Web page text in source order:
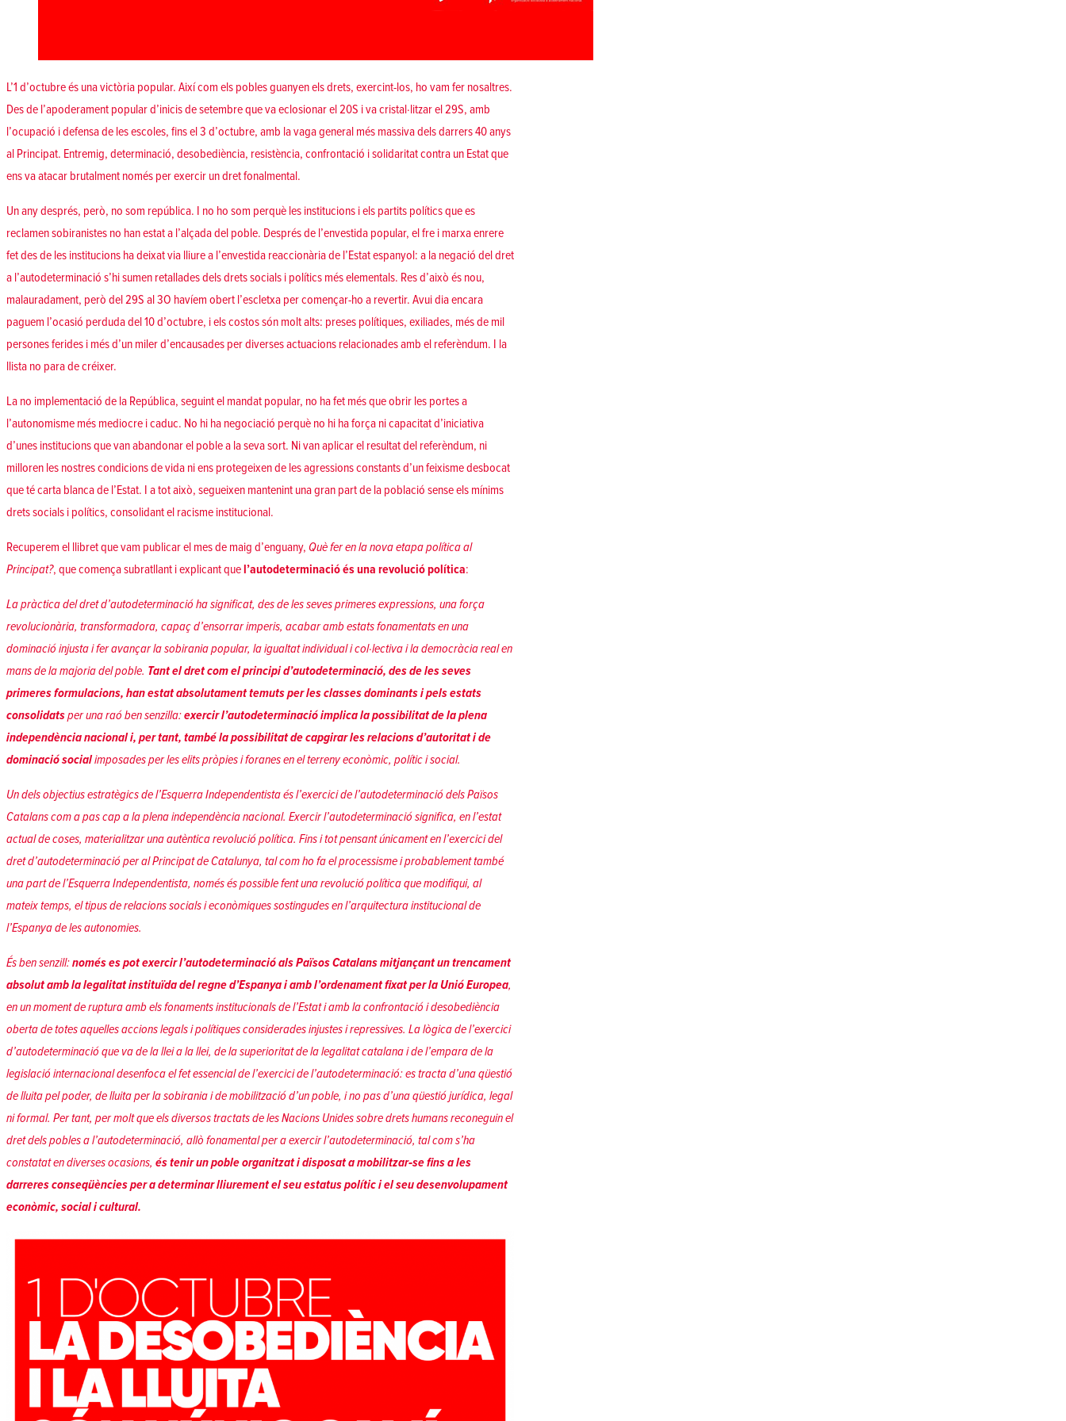
L’1 d’octubre és una victòria popular. Així com els pobles guanyen els drets, exercint-los, ho vam fer nosaltres.
Des de l’apoderament popular d’inicis de setembre que va eclosionar el 20S i va cristal·litzar el 29S, amb
l’ocupació i defensa de les escoles, fins el 3 d’octubre, amb la vaga general més massiva dels darrers 40 anys
al Principat. Entremig, determinació, desobediència, resistència, confrontació i solidaritat contra un Estat que
ens va atacar brutalment només per exercir un dret fonalmental.
Un any després, però, no som república. I no ho som perquè les institucions i els partits polítics que es
reclamen sobiranistes no han estat a l’alçada del poble. Després de l’envestida popular, el fre i marxa enrere
fet des de les institucions ha deixat via lliure a l’envestida reaccionària de l’Estat espanyol: a la negació del dret
a l’autodeterminació s’hi sumen retallades dels drets socials i polítics més elementals. Res d’això és nou,
malauradament, però del 29S al 3O havíem obert l’escletxa per començar-ho a revertir. Avui dia encara
paguem l’ocasió perduda del 10 d’octubre, i els costos són molt alts: preses polítiques, exiliades, més de mil
persones ferides i més d’un miler d’encausades per diverses actuacions relacionades amb el referèndum. I la
llista no para de créixer.
La no implementació de la República, seguint el mandat popular, no ha fet més que obrir les portes a
l’autonomisme més mediocre i caduc. No hi ha negociació perquè no hi ha força ni capacitat d’iniciativa
d’unes institucions que van abandonar el poble a la seva sort. Ni van aplicar el resultat del referèndum, ni
milloren les nostres condicions de vida ni ens protegeixen de les agressions constants d’un feixisme desbocat
que té carta blanca de l’Estat. I a tot això, segueixen mantenint una gran part de la població sense els mínims
drets socials i polítics, consolidant el racisme institucional.
Recuperem el llibret que vam publicar el mes de maig d’enguany, Què fer en la nova etapa política al
Principat?, que comença subratllant i explicant quel’autodeterminació és una revolució política:
La pràctica del dret d’autodeterminació ha significat, des de les seves primeres expressions, una força
revolucionària, transformadora, capaç d’ensorrar imperis, acabar amb estats fonamentats en una
dominació injusta i fer avançar la sobirania popular, la igualtat individual i col∙lectiva i la democràcia real en
mans de la majoria del poble. Tant el dret com el principi d’autodeterminació, des de les seves
primeres formulacions, han estat absolutament temuts per les classes dominants i pels estats
consolidatsper una raó ben senzilla:exercir l’autodeterminacióimplica la possibilitat de la plena
independència nacional i, per tant, també la possibilitat de capgirar les relacions d’autoritat i de
dominació socialimposades per les elits pròpies i foranes en el terreny econòmic, polític i social.
Un dels objectius estratègics de l’Esquerra Independentista és l’exercici de l’autodeterminació dels Països
Catalans com a pas cap a la plena independència nacional. Exercir l’autodeterminació significa, en l’estat
actual de coses, materialitzar una autèntica revolució política. Fins i tot pensant únicament en l’exercici del
dret d’autodeterminació per al Principat de Catalunya, tal com ho fa el processisme i probablement també
una part de l’Esquerra Independentista, només és possible fent una revolució política que modifiqui, al
mateix temps, el tipus de relacionssocials i econòmiques sostingudes en l’arquitectura institucional de
l’Espanya de les autonomies.
És ben senzill:només es pot exercir l’autodeterminació als Països Catalansmitjançant un trencament
absolut amb la legalitat instituïda del regne d’Espanya i amb l’ordenament fixat per la Unió Europea,
en un moment de ruptura amb els fonaments institucionals de l’Estat i amb la confrontaciói desobediència
oberta de totes aquelles accions legals i polítiques considerades injustes i repressives. La lògica de l’exercici
d’autodeterminació que va de la llei a la llei, de la superioritat de la legalitat catalana i de l’empara de la
legislació internacional desenfoca el fet essencial de l’exercici de l’autodeterminació: es tracta d’una qüestió
de lluita pel poder, de lluita per la sobirania i de mobilització d’un poble, i no pas d’una qüestió jurídica, legal
ni formal. Per tant, per molt que els diversos tractats de les Nacions Unides sobre drets humans reconeguin el
dret dels pobles a l’autodeterminació, allò fonamental per a exercir l’autodeterminació, tal com s’ha
constatat en diverses ocasions, és tenir unpoble organitzat i disposat a mobilitzar‐se fins a les
darreres conseqüències per a determinar lliurement el seu estatus polític i el seu desenvolupament
econòmic, social i cultural.